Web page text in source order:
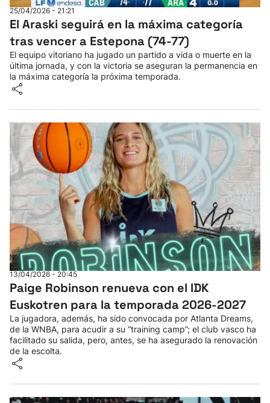
25/04/2026 - 21:21
El Araski seguirá en la máxima categoría
tras vencer a Estepona (74-77)
El equipo vitoriano ha jugado un partido a vida o muerte en la
última jornada, y con la victoria se aseguran la permanencia en
la máxima categoría la próxima temporada.
13/04/2026 - 20:45
Paige Robinson renueva con el IDK
Euskotren para la temporada 2026-2027
La jugadora, además, ha sido convocada por Atlanta Dreams,
de la WNBA, para acudir a su “training camp”; el club vasco ha
facilitado su salida, pero, antes, se ha asegurado la renovación
de la escolta.